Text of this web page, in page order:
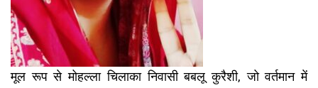
मूल रूप से मोहल्ला चिलाका निवासी बबलू कुरैशी, जो वर्तमान में